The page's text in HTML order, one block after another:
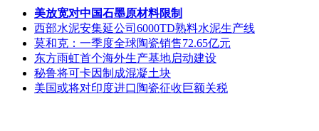
美放宽对中国石墨原材料限制
西部水泥安集延公司6000TD熟料水泥生产线
莫和克：一季度全球陶瓷销售72.65亿元
东方雨虹首个海外生产基地启动建设
秘鲁将可卡因制成混凝土块
美国或将对印度进口陶瓷征收巨额关税